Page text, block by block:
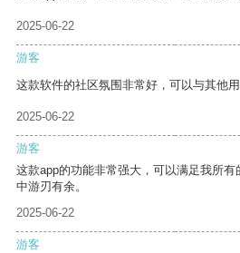
2025-06-22
游客
这款软件的社区氛围非常好，可以与其他用
2025-06-22
游客
这款app的功能非常强大，可以满足我所
中游刃有余。
2025-06-22
游客